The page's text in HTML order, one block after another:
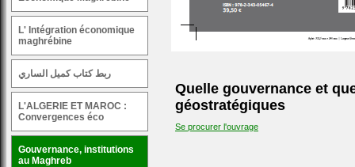
L' Intégration économique
maghrébine
ربط كتاب كميل الساري
L'ALGERIE ET MAROC :
Convergences éco
Gouvernance, institutions
au Maghreb
Quelle gouvernance et
géostratégiques
Se procurer l'ouvrage